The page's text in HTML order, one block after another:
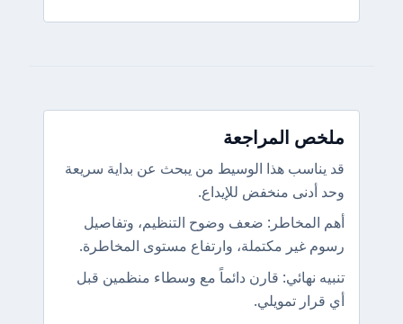
ملخص المراجعة
قد يناسب هذا الوسيط من يبحث عن بداية سريعة
وحد أدنى منخفض للإيداع.
أهم المخاطر: ضعف وضوح التنظيم، وتفاصيل
رسوم غير مكتملة، وارتفاع مستوى المخاطرة.
تنبيه نهائي: قارن دائماً مع وسطاء منظمين قبل
أي قرار تمويلي.